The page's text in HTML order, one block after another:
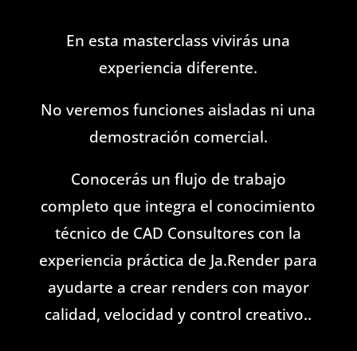
En esta masterclass vivirás una
experiencia diferente.
No veremos funciones aisladas ni una
demostración comercial.
Conocerás un flujo de trabajo
completo que integra el conocimiento
técnico de CAD Consultores con la
experiencia práctica de Ja.Render para
ayudarte a crear renders con mayor
calidad, velocidad y control creativo..